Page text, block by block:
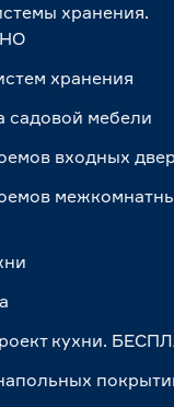
хранения.
хранения
садовой мебели
входных
кухни.